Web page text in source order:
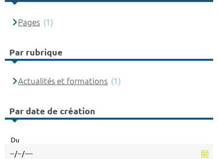
Pages (1)
Par rubrique
Actualités et formations (1)
Par date de création
Du